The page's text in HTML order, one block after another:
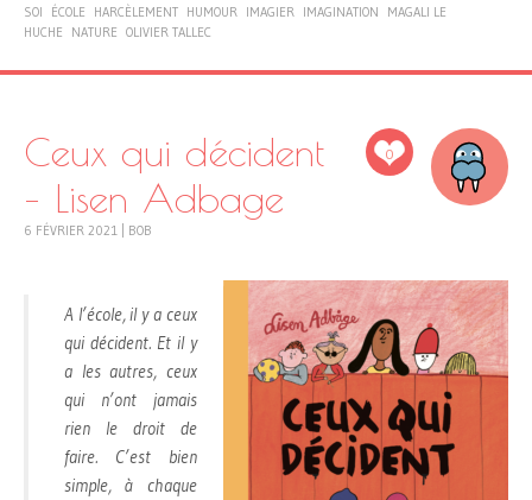
SOI ÉCOLE HARCÈLEMENT HUMOUR IMAGIER IMAGINATION
MAGALI LE
HUCHE
NATURE OLIVIER TALLEC
0
Ceux qui décident
– Lisen Adbage
6 FÉVRIER 2021 BOB
A l’école, il y a ceux
qui décident. Et il y
a les autres, ceux
qui n’ont jamais
rien le droit de
faire. C’est bien
simple, à chaque